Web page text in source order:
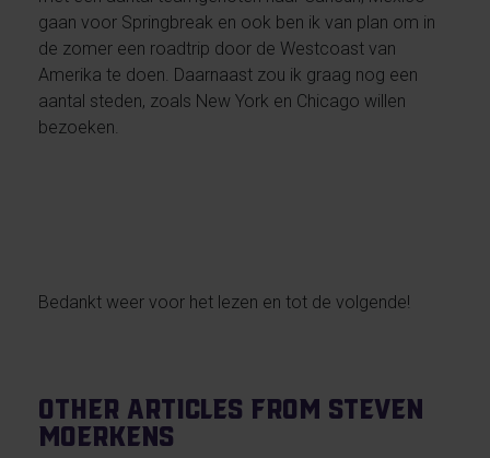
gaan voor Springbreak en ook ben ik van plan om in
de zomer een roadtrip door de Westcoast van
Amerika te doen. Daarnaast zou ik graag nog een
aantal steden, zoals New York en Chicago willen
bezoeken.
Bedankt weer voor het lezen en tot de volgende!
Other articles from Steven
Moerkens